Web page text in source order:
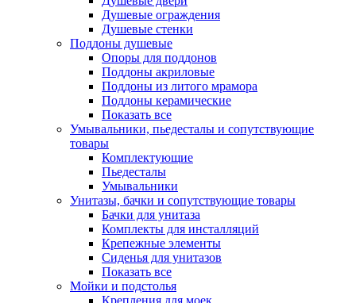
Душевые ограждения
Душевые стенки
Поддоны душевые
Опоры для поддонов
Поддоны акриловые
Поддоны из литого мрамора
Поддоны керамические
Показать все
Умывальники, пьедесталы и сопутствующие
товары
Комплектующие
Пьедесталы
Умывальники
Унитазы, бачки и сопутствующие товары
Бачки для унитаза
Комплекты для инсталляций
Крепежные элементы
Сиденья для унитазов
Показать все
Мойки и подстолья
Крепления для моек